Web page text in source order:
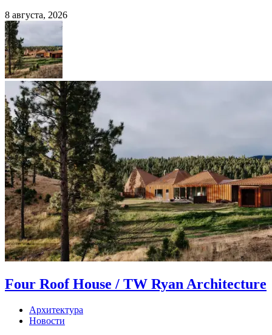
8 августа, 2026
Four Roof House / TW Ryan Architecture
Архитектура
Новости